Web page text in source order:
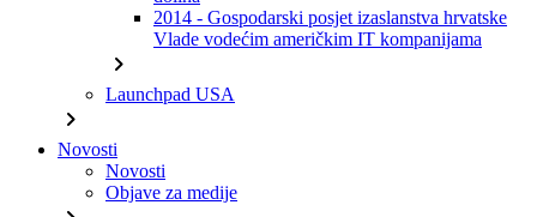
2014 - Gospodarski posjet izaslanstva hrvatske
Vlade vodećim američkim IT kompanijama
chevron_right
Launchpad USA
chevron_right
Novosti
Novosti
Objave za medije